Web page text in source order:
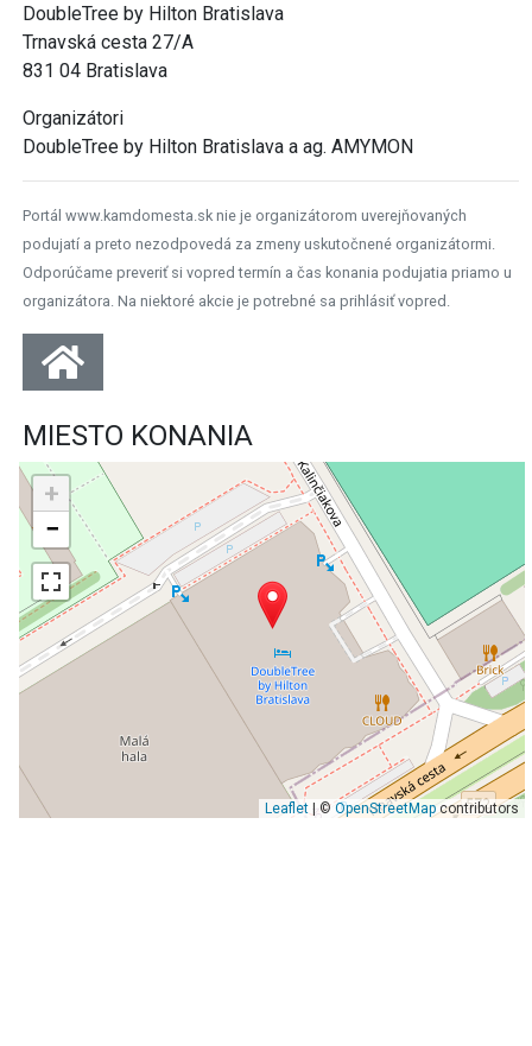
DoubleTree by Hilton Bratislava
Trnavská cesta 27/A
831 04 Bratislava
Organizátori
DoubleTree by Hilton Bratislava a ag. AMYMON
Portál www.kamdomesta.sk nie je organizátorom uverejňovaných
podujatí a preto nezodpovedá za zmeny uskutočnené organizátormi.
Odporúčame preveriť si vopred termín a čas konania podujatia priamo u
organizátora. Na niektoré akcie je potrebné sa prihlásiť vopred.
MIESTO KONANIA
+
−
Leaflet| © OpenStreetMapcontributors